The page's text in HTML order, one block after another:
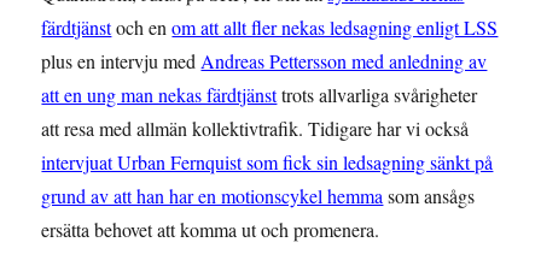
färdtjänstoch enom att allt fler nekas ledsagning enligt LSS
plus en intervju medAndreas Pettersson med anledning av
att en ung man nekas färdtjänsttrots allvarliga svårigheter
att resa med allmän kollektivtrafik. Tidigare har vi också
intervjuat Urban Fernquist som fick sin ledsagning sänkt på
grund av att han har en motionscykel hemmasom ansågs
ersätta behovet att komma ut och promenera.